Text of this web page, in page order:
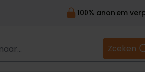
100% anoniem
Zoeken